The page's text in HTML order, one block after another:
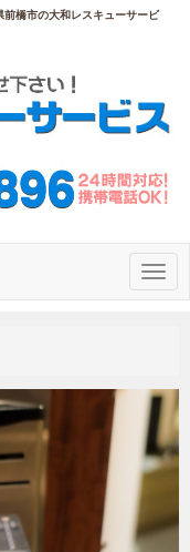
橋市の大和レスキューサービ
N
a
i
o
n